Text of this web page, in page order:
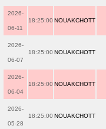
2026-
06-11
18:25:00 NOUAKCHOTT
2026-
06-07
18:25:00 NOUAKCHOTT
2026-
06-04
18:25:00 NOUAKCHOTT
2026-
05-28
18:25:00 NOUAKCHOTT